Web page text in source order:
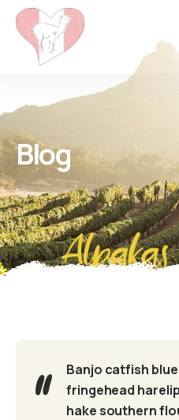
Blog
Banjo catfish
fringehead
hake southern